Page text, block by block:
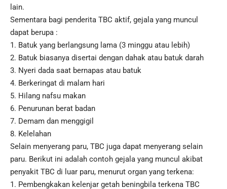
lain.
Sementara bagi penderita TBC aktif, gejala yang muncul
dapat berupa :
1. Batuk yang berlangsung lama (3 minggu atau lebih)
2. Batuk biasanya disertai dengan dahak atau batuk darah
3. Nyeri dada saat bernapas atau batuk
4. Berkeringat di malam hari
5. Hilang nafsu makan
6. Penurunan berat badan
7. Demam dan menggigil
8. Kelelahan
Selain menyerang paru, TBC juga dapat menyerang selain
paru. Berikut ini adalah contoh gejala yang muncul akibat
penyakit TBC di luar paru, menurut organ yang terkena:
1. Pembengkakan kelenjar getah beningbila terkena TBC